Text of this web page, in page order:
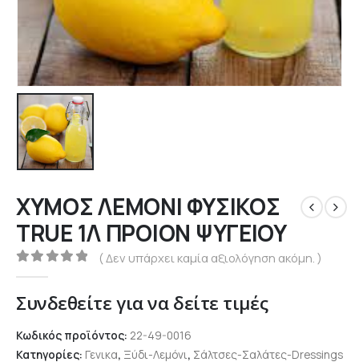
ΧΥΜΟΣ ΛΕΜΟΝΙ ΦΥΣΙΚΟΣ
TRUE 1Λ ΠΡΟΙΟΝ ΨΥΓΕΙΟΥ
0out of 5
( Δεν υπάρχει καμία αξιολόγηση ακόμη. )
Συνδεθείτε για να δείτε τιμές
Κωδικός προϊόντος: 22-49-0016
Κατηγορίες: Γενικα, Ξύδι-Λεμόνι, Σάλτσες-Σαλάτες-Dressings